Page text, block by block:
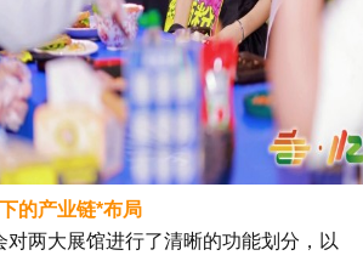
的产业链*布局
对两大展馆进行了清晰的功能划分，以